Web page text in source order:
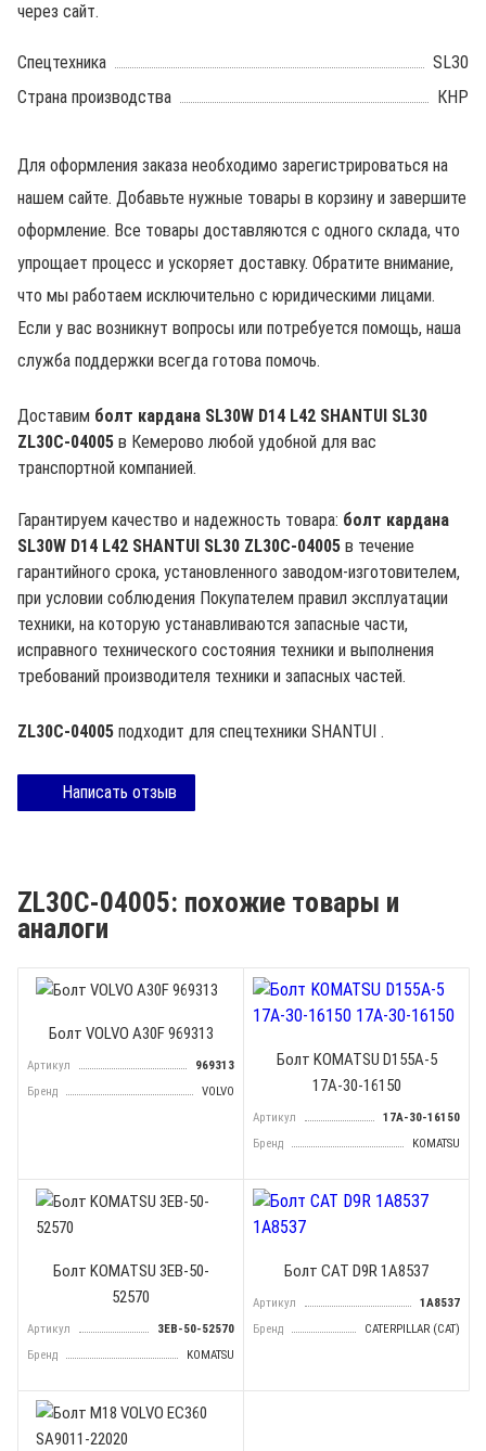
через сайт.
Спецтехника
SL30
Страна производства
КНР
Для оформления заказа необходимо зарегистрироваться на
нашем сайте. Добавьте нужные товары в корзину и завершите
оформление. Все товары доставляются с одного склада, что
упрощает процесс и ускоряет доставку. Обратите внимание,
что мы работаем исключительно с юридическими лицами.
Если у вас возникнут вопросы или потребуется помощь, наша
служба поддержки всегда готова помочь.
Доставим болт кардана SL30W D14 L42 SHANTUI SL30
ZL30C-04005 в Кемерово любой удобной для вас
транспортной компанией.
Гарантируем качество и надежность товара: болт кардана
SL30W D14 L42 SHANTUI SL30 ZL30C-04005 в течение
гарантийного срока, установленного заводом-изготовителем,
при условии соблюдения Покупателем правил эксплуатации
техники, на которую устанавливаются запасные части,
исправного технического состояния техники и выполнения
требований производителя техники и запасных частей.
ZL30C-04005 подходит для спецтехники SHANTUI .
Написать отзыв
ZL30C-04005: похожие товары и
аналоги
Болт VOLVO A30F 969313
Артикул
969313
Бренд
VOLVO
Болт KOMATSU D155A-5
17A-30-16150
Артикул
17A-30-16150
Бренд
KOMATSU
Болт KOMATSU 3EB-50-
52570
Артикул
3EB-50-52570
Бренд
KOMATSU
Болт CAT D9R 1A8537
Артикул
1A8537
Бренд
CATERPILLAR (CAT)